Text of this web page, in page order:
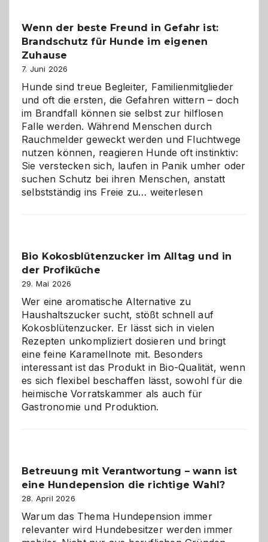
und
herzlich
Wenn der beste Freund in Gefahr ist:
Brandschutz für Hunde im eigenen
Zuhause
7. Juni 2026
Hunde sind treue Begleiter, Familienmitglieder
und oft die ersten, die Gefahren wittern – doch
im Brandfall können sie selbst zur hilflosen
Falle werden. Während Menschen durch
Rauchmelder geweckt werden und Fluchtwege
nutzen können, reagieren Hunde oft instinktiv:
Sie verstecken sich, laufen in Panik umher oder
suchen Schutz bei ihren Menschen, anstatt
selbstständig ins Freie zu… Wenn
Gefahr
für
Hunde
im
eigenen
Zuhause
weiterlesen
Bio Kokosblütenzucker im Alltag und in
der Profiküche
29. Mai 2026
Wer eine aromatische Alternative zu
Haushaltszucker sucht, stößt schnell auf
Kokosblütenzucker. Er lässt sich in vielen
Rezepten unkompliziert dosieren und bringt
eine feine Karamellnote mit. Besonders
interessant ist das Produkt in Bio-Qualität, wenn
es sich flexibel beschaffen lässt, sowohl für die
heimische Vorratskammer als auch für
Gastronomie und Produktion.
Betreuung mit Verantwortung – wann ist
eine Hundepension die richtige Wahl?
28. April 2026
Warum das Thema Hundepension immer
relevanter wird Hundebesitzer werden immer